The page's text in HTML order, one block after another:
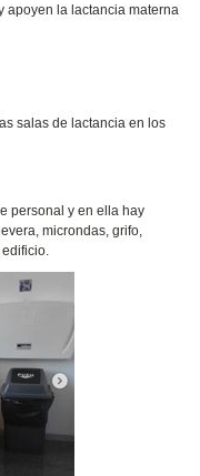
apoyen la lactancia materna
salas de lactancia en los
personal y en ella hay
microndas, grifo,